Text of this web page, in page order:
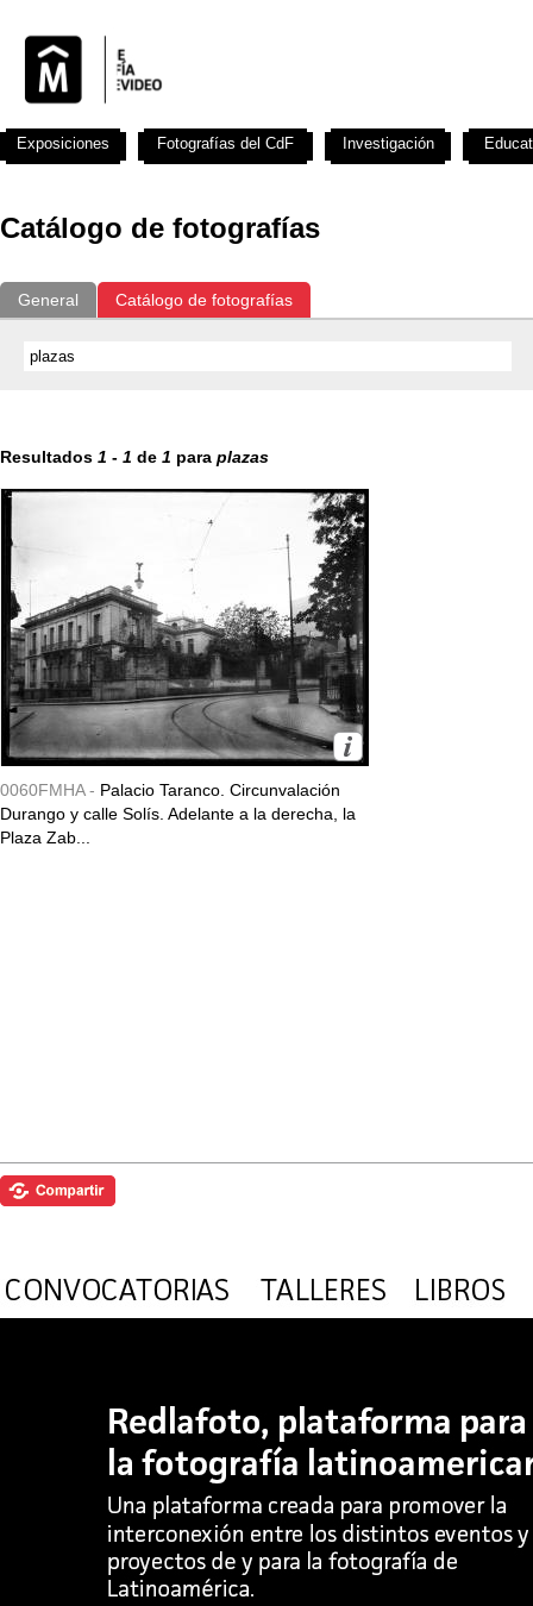
Catálogo de fotografías
General Catálogo de fotografías
Resultados 1 - 1 de 1 para plazas
0060FMHA - Palacio Taranco. Circunvalación
Durango y calle Solís. Adelante a la derecha, la
Plaza Zab...
Exposiciones Fotografías del CdF Investigación